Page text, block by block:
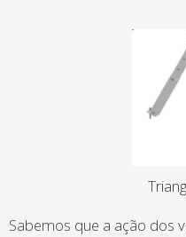
Sabemos que a ação dos